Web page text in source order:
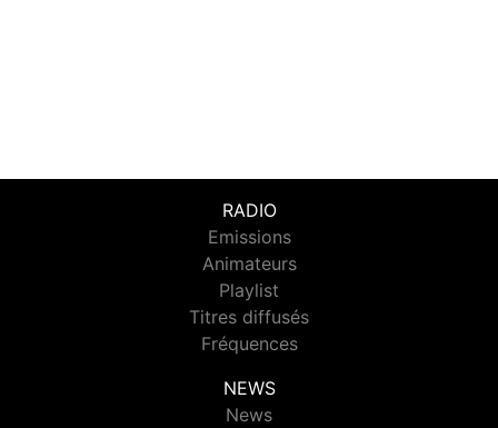
RADIO
Emissions
Animateurs
Playlist
Titres diffusés
Fréquences
NEWS
News